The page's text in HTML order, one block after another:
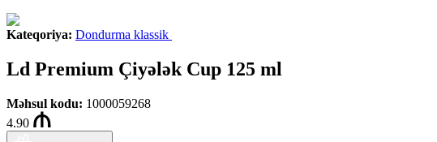
Kateqoriya: Dondurma klassik
Ld Premium Çiyələk Cup 125 ml
Məhsul kodu: 1000059268
4.90